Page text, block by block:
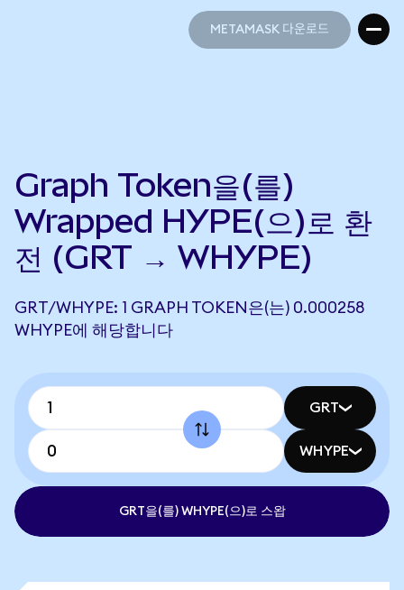
METAMASK 다운로드
Graph Token을(를)
Wrapped HYPE(으)로 환
전 (GRT → WHYPE)
GRT/WHYPE: 1 GRAPH TOKEN은(는) 0.000258
WHYPE에 해당합니다
GRT
WHYPE
GRT을(를) WHYPE(으)로 스왑